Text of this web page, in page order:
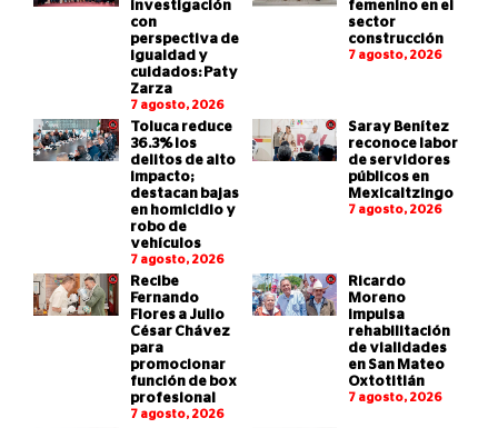
investigación
con
perspectiva de
igualdad y
cuidados: Paty
Zarza
7 agosto, 2026
femenino en el
sector
construcción
7 agosto, 2026
Toluca reduce
36.3% los
delitos de alto
impacto;
destacan bajas
en homicidio y
robo de
vehículos
7 agosto, 2026
Saray Benítez
reconoce labor
de servidores
públicos en
Mexicaltzingo
7 agosto, 2026
Recibe
Fernando
Flores a Julio
César Chávez
para
promocionar
función de box
profesional
7 agosto, 2026
Ricardo
Moreno
impulsa
rehabilitación
de vialidades
en San Mateo
Oxtotitlán
7 agosto, 2026